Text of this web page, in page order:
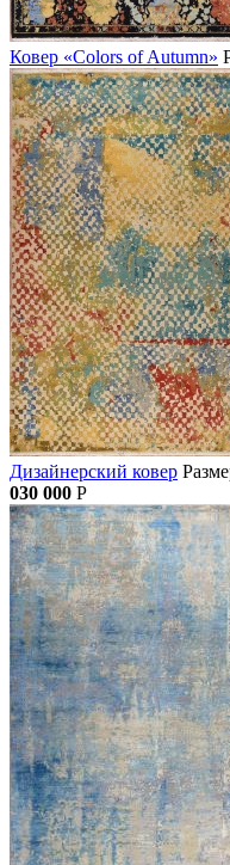
Ковер «Colors of Autumn»
Дизайнерский ковер
030 000 Р